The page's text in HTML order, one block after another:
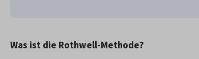
Was ist die Rothwell-Methode?